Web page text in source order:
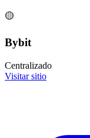
🟡
Bybit
Centralizado
Visitar sitio